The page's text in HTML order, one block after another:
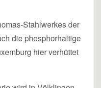
Stahlwerkes der
die phosphorhaltige
hier verhüttet